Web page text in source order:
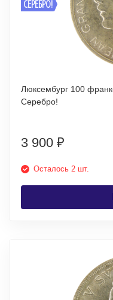
СЕРЕБРО!
Люксембург 100
Серебро!
3 900 ₽
Осталось 2 шт.